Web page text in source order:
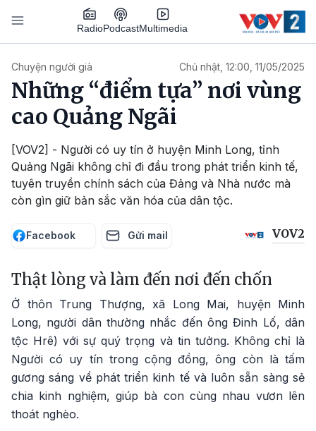
Nhảy đến nội dung
RadioPodcastMultimedia
Chuyện người già Chủ nhật, 12:00, 11/05/2025
Những “điểm tựa” nơi vùng
cao Quảng Ngãi
[VOV2] - Người có uy tín ở huyện Minh Long, tỉnh
Quảng Ngãi không chỉ đi đầu trong phát triển kinh tế,
tuyên truyền chính sách của Đảng và Nhà nước mà
còn gìn giữ bản sắc văn hóa của dân tộc.
Facebook Gửi mail VOV2
Thật lòng và làm đến nơi đến chốn
Ở thôn Trung Thượng, xã Long Mai, huyện Minh
Long, người dân thường nhắc đến ông Đinh Lố, dân
tộc Hrê) với sự quý trọng và tin tưởng. Không chỉ là
Người có uy tín trong cộng đồng, ông còn là tấm
gương sáng về phát triển kinh tế và luôn sẵn sàng sẻ
chia kinh nghiệm, giúp bà con cùng nhau vươn lên
thoát nghèo.